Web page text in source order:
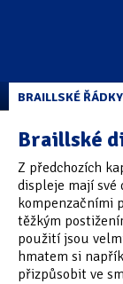
BRAILLSKÉ ŘÁDKY
Braillské
Z předchozích
displeje mají své
kompenzačními
těžkým
použití jsou
hmatem si
přizpůsobit ve